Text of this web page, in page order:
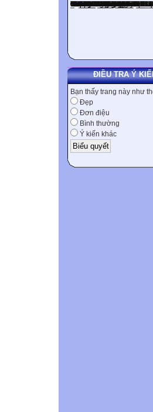
ĐIỀU TRA Ý
Bạn thấy trang này như
Đẹp
Đơn điệu
Bình thường
Ý kiến khác